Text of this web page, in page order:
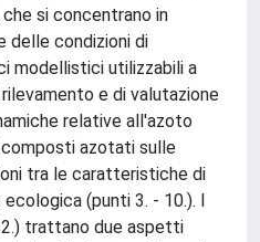
si concentrano in
delle condizioni di
modellistici utilizzabili a
e di valutazione
relative all'azoto
azotati sulle
tra le caratteristiche di
(punti 3. - 10.). I
trattano due aspetti